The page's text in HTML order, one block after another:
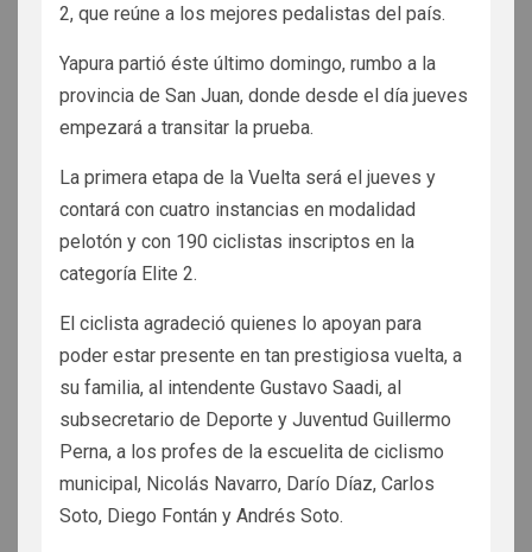
2, que reúne a los mejores pedalistas del país.
Yapura partió éste último domingo, rumbo a la
provincia de San Juan, donde desde el día jueves
empezará a transitar la prueba.
La primera etapa de la Vuelta será el jueves y
contará con cuatro instancias en modalidad
pelotón y con 190 ciclistas inscriptos en la
categoría Elite 2.
El ciclista agradeció quienes lo apoyan para
poder estar presente en tan prestigiosa vuelta, a
su familia, al intendente Gustavo Saadi, al
subsecretario de Deporte y Juventud Guillermo
Perna, a los profes de la escuelita de ciclismo
municipal, Nicolás Navarro, Darío Díaz, Carlos
Soto, Diego Fontán y Andrés Soto.